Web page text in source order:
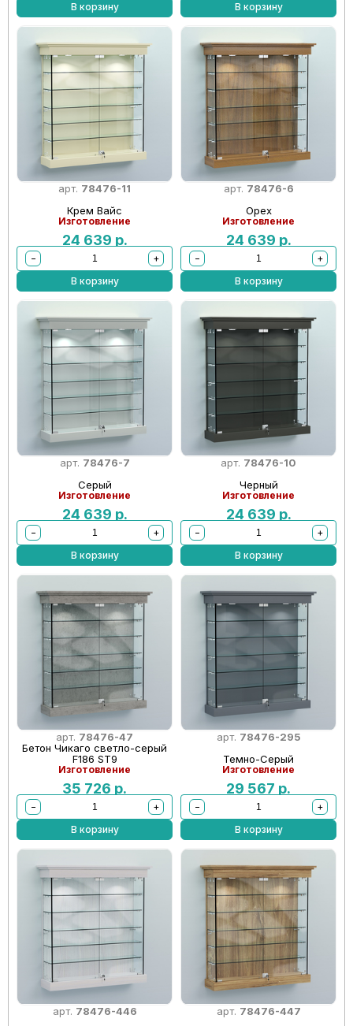
В корзину
В корзину
арт. 78476-11
Крем Вайс
Изготовление
24 639 р.
−
+
В корзину
арт. 78476-6
Орех
Изготовление
24 639 р.
−
+
В корзину
арт. 78476-7
Серый
Изготовление
24 639 р.
−
+
В корзину
арт. 78476-10
Черный
Изготовление
24 639 р.
−
+
В корзину
арт. 78476-47
Бетон Чикаго светло-серый
F186 ST9
Изготовление
35 726 р.
−
+
В корзину
арт. 78476-295
Темно-Серый
Изготовление
29 567 р.
−
+
В корзину
арт. 78476-446
арт. 78476-447